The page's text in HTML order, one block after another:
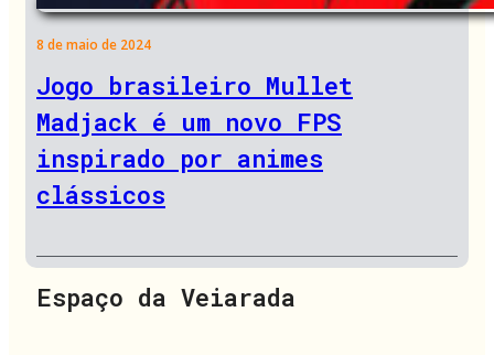
8 de maio de 2024
Jogo brasileiro Mullet
Madjack é um novo FPS
inspirado por animes
clássicos
Espaço da Veiarada